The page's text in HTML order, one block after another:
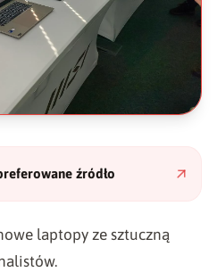
źródło
laptopy ze sztuczną